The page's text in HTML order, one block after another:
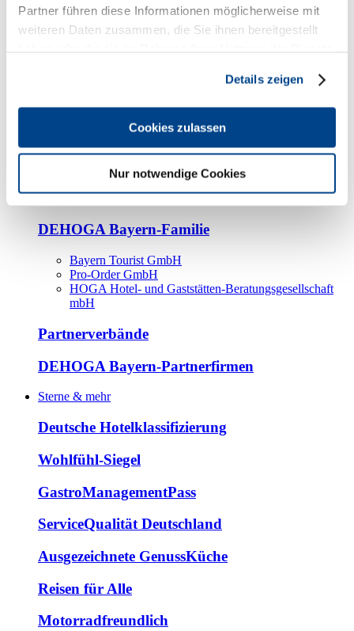
Partner führen diese Informationen möglicherweise mit
weiteren Daten zusammen, die Sie ihnen bereitgestellt
Details zeigen
Cookies zulassen
Nur notwendige Cookies
Kooperationspartner
Tourismusorganisationen
Bayern Tourismus Marketing GmbH
DEHOGA-Familie
Bundesverband
Fachverbände
DEHOGA Bayern-Familie
Bayern Tourist GmbH
Pro-Order GmbH
HOGA Hotel- und Gaststätten-Beratungsgesellschaft
mbH
Partnerverbände
DEHOGA Bayern-Partnerfirmen
Sterne & mehr
Deutsche Hotelklassifizierung
Wohlfühl-Siegel
GastroManagementPass
ServiceQualität Deutschland
Ausgezeichnete GenussKüche
Reisen für Alle
Motorradfreundlich